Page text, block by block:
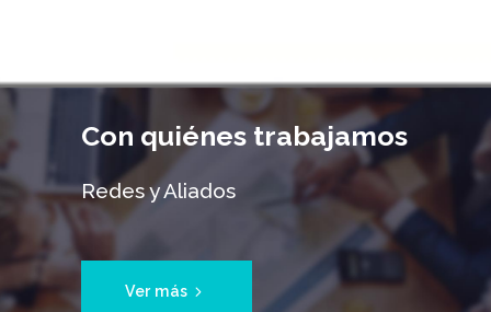
Con quiénes trabajamos
Redes y Aliados
Ver más